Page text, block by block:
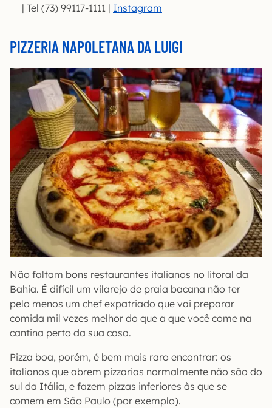
| Tel (73) 99117-1111 | Instagram
PIZZERIA NAPOLETANA DA LUIGI
Não faltam bons restaurantes italianos no litoral da
Bahia. É difícil um vilarejo de praia bacana não ter
pelo menos um chef expatriado que vai preparar
comida mil vezes melhor do que a que você come na
cantina perto da sua casa.
Pizza boa, porém, é bem mais raro encontrar: os
italianos que abrem pizzarias normalmente não são do
sul da Itália, e fazem pizzas inferiores às que se
comem em São Paulo (por exemplo).